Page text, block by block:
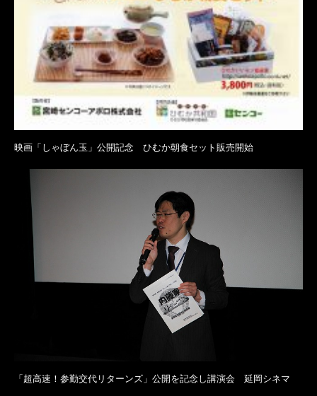
映画「しゃぼん玉」公開記念 ひむか朝食セット販売開始
「超高速！参勤交代リターンズ」公開を記念し講演会 延岡シネマ